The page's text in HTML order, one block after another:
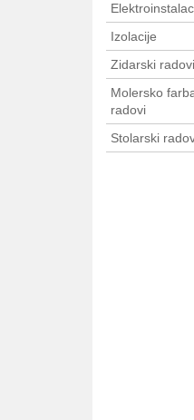
Izolacije
Zidarski radovi
Molersko
radovi
Stolarski